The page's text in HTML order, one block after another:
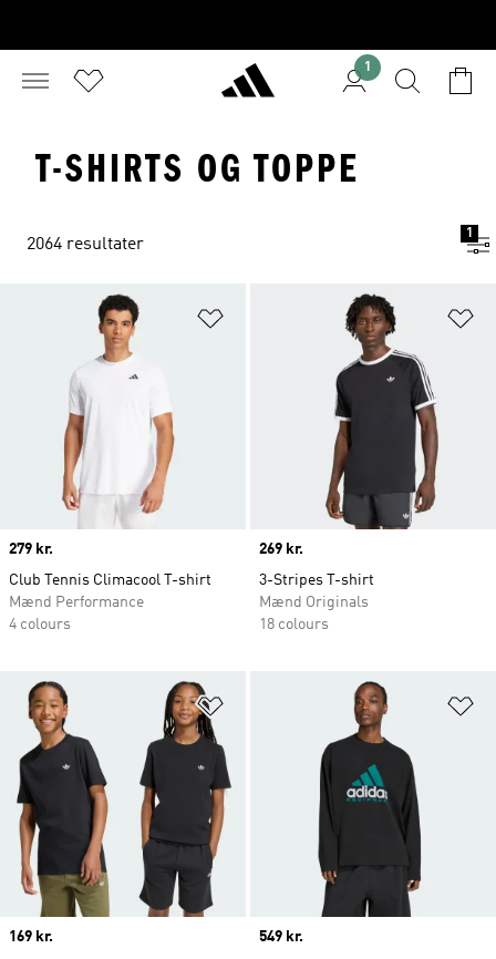
1
T-SHIRTS OG TOPPE
2064 resultater
1
Føj til ønskeliste
Price
279 kr.
Club Tennis Climacool T-shirt
Mænd Performance
4 colours
Price
269 kr.
3-Stripes T-shirt
Mænd Originals
18 colours
Føj til ønskeliste
Price
169 kr.
Price
549 kr.